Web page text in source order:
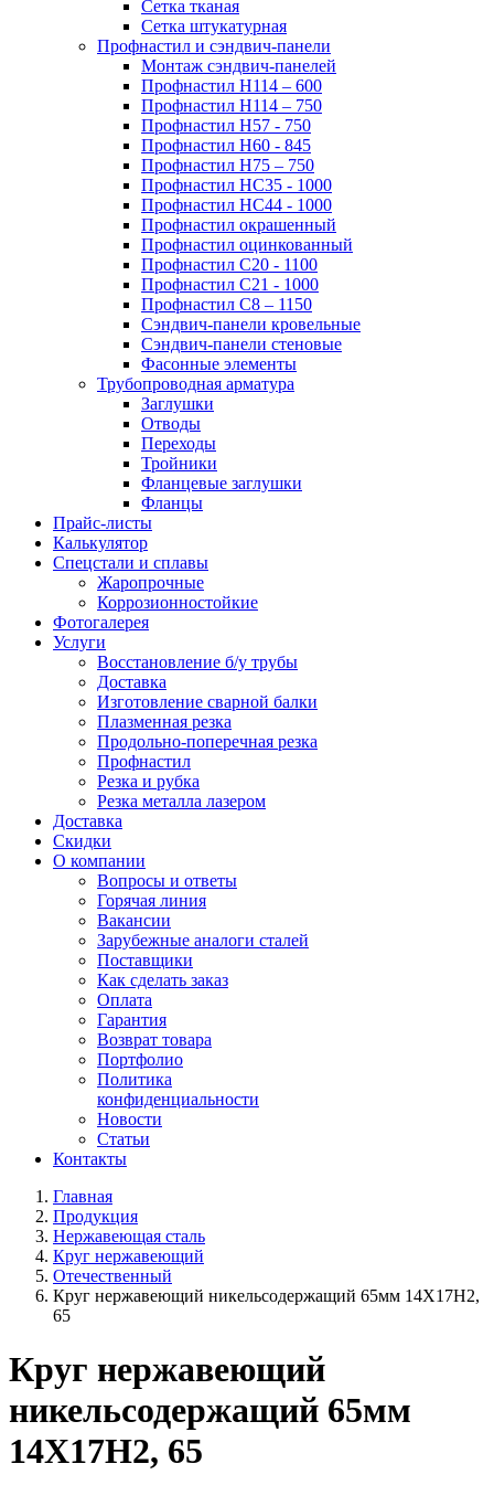
Сетка тканая
Сетка штукатурная
Профнастил и сэндвич-панели
Монтаж сэндвич-панелей
Профнастил Н114 – 600
Профнастил Н114 – 750
Профнастил Н57 - 750
Профнастил Н60 - 845
Профнастил Н75 – 750
Профнастил НС35 - 1000
Профнастил НС44 - 1000
Профнастил окрашенный
Профнастил оцинкованный
Профнастил С20 - 1100
Профнастил С21 - 1000
Профнастил С8 – 1150
Сэндвич-панели кровельные
Сэндвич-панели стеновые
Фасонные элементы
Трубопроводная арматура
Заглушки
Отводы
Переходы
Тройники
Фланцевые заглушки
Фланцы
Прайс-листы
Калькулятор
Спецстали и сплавы
Жаропрочные
Коррозионностойкие
Фотогалерея
Услуги
Восстановление б/у трубы
Доставка
Изготовление сварной балки
Плазменная резка
Продольно-поперечная резка
Профнастил
Резка и рубка
Резка металла лазером
Доставка
Скидки
О компании
Вопросы и ответы
Горячая линия
Вакансии
Зарубежные аналоги сталей
Поставщики
Как сделать заказ
Оплата
Гарантия
Возврат товара
Портфолио
Политика
конфиденциальности
Новости
Статьи
Контакты
Главная
Продукция
Нержавеющая сталь
Круг нержавеющий
Отечественный
Круг нержавеющий никельсодержащий 65мм 14Х17Н2,
65
Круг нержавеющий
никельсодержащий 65мм
14Х17Н2, 65